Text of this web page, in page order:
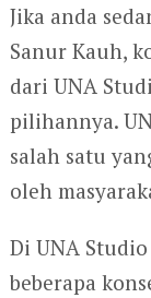
Jika anda
Sanur Kauh,
dari UNA
pilihannya.
salah satu
oleh
Di UNA
beberapa